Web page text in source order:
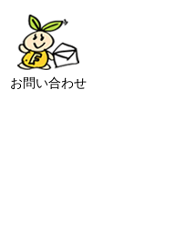
お問い合わせ